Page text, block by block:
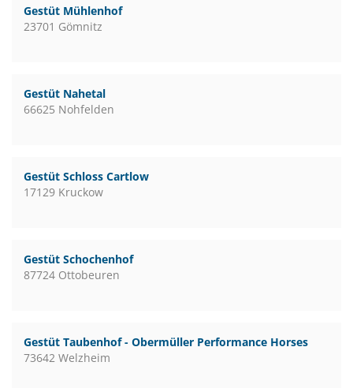
Gestüt Mühlenhof
23701 Gömnitz
Gestüt Nahetal
66625 Nohfelden
Gestüt Schloss Cartlow
17129 Kruckow
Gestüt Schochenhof
87724 Ottobeuren
Gestüt Taubenhof - Obermüller Performance Horses
73642 Welzheim